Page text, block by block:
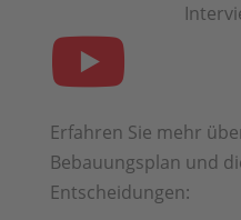

Erfahren Sie mehr
Bebauungsplan und
Entscheidungen: